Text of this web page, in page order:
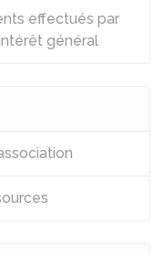
effectués par
général